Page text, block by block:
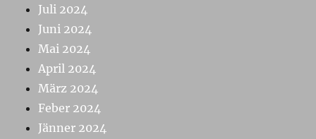
Juli 2024
Juni 2024
Mai 2024
April 2024
März 2024
Feber 2024
Jänner 2024